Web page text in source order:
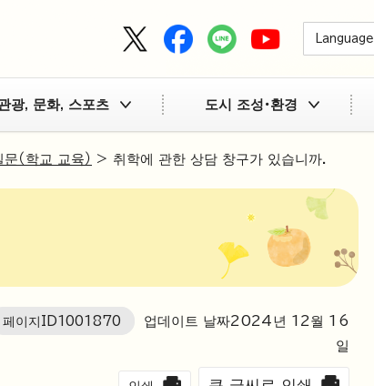
Language
광, 문화, 스포츠 도시 조성・환경
（학교 교육） > 취학에 관한 상담 창구가 있습니까.
페이지ID1001870 업데이트 날짜2024 년 12 월 16
일